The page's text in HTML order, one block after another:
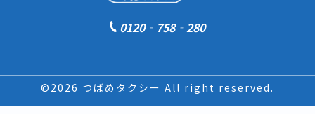
0120‐758‐280
©2026 つばめタクシー All right reserved.